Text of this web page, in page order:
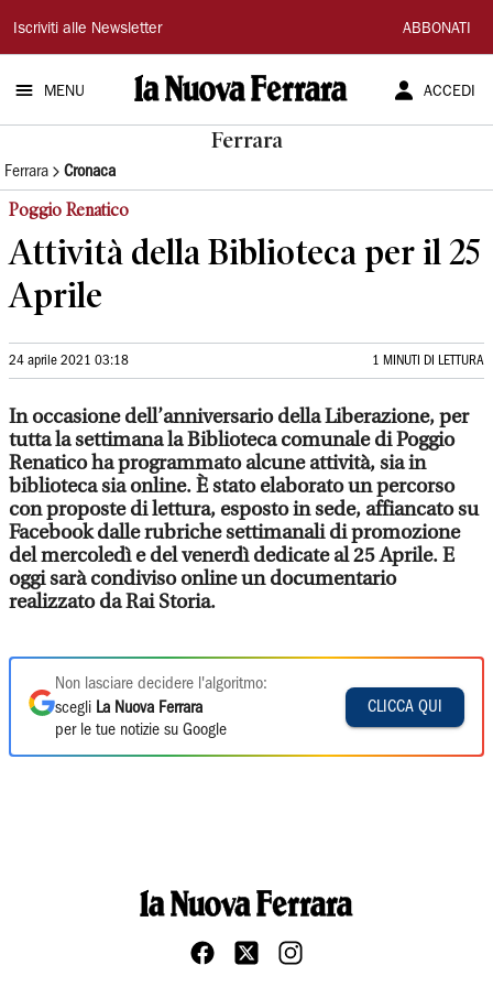
La
Nuova
Ferrara
Iscriviti alle Newsletter ABBONATI
MENU ACCEDI
Ferrara
Ferrara Cronaca
Poggio Renatico
Attività della Biblioteca per il 25
Aprile
24 aprile 2021 03:18 1 MINUTI DI LETTURA
In occasione dell’anniversario della Liberazione, per
tutta la settimana la Biblioteca comunale di Poggio
Renatico ha programmato alcune attività, sia in
biblioteca sia online. È stato elaborato un percorso
con proposte di lettura, esposto in sede, affiancato su
Facebook dalle rubriche settimanali di promozione
del mercoledì e del venerdì dedicate al 25 Aprile. E
oggi sarà condiviso online un documentario
realizzato da Rai Storia.
Non lasciare decidere l'algoritmo:
scegli La Nuova Ferrara
per le tue notizie su Google
CLICCA QUI